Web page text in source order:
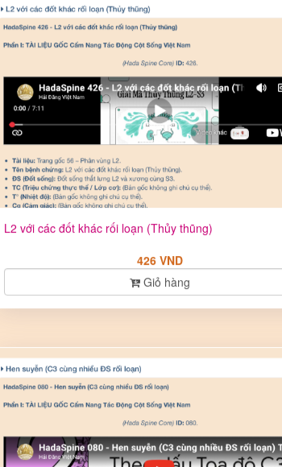
L2 với các đốt khác rối loạn (Thủy thũng)
426 VND
Giỏ hàng